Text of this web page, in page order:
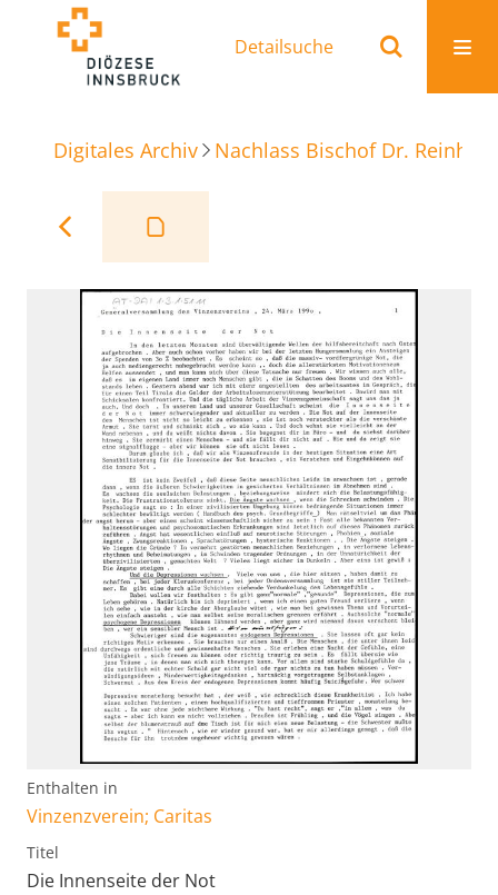
Detailsuche
Digitales Archiv Nachlass Bischof Dr.
Enthalten in
Vinzenzverein; Caritas
Titel
Die Innenseite der Not